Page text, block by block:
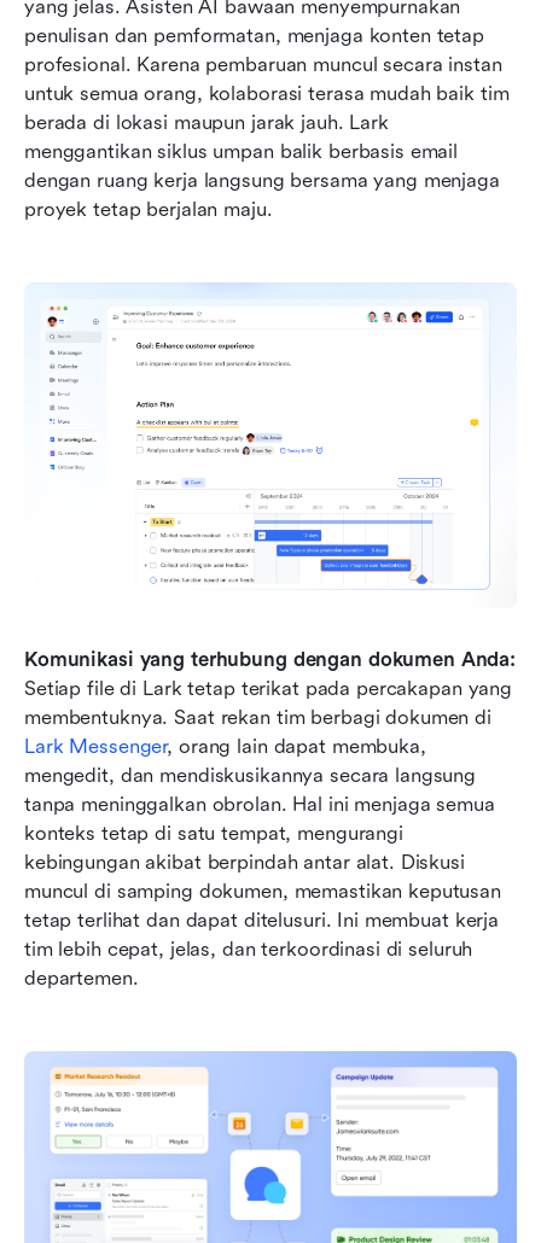
yang jelas. Asisten AI bawaan menyempurnakan
penulisan dan pemformatan, menjaga konten tetap
profesional. Karena pembaruan muncul secara instan
untuk semua orang, kolaborasi terasa mudah baik tim
berada di lokasi maupun jarak jauh. Lark
menggantikan siklus umpan balik berbasis email
dengan ruang kerja langsung bersama yang menjaga
proyek tetap berjalan maju.
Setiap file di Lark tetap terikat pada percakapan yang
Lark Messenger, orang lain dapat membuka,
mengedit, dan mendiskusikannya secara langsung
tanpa meninggalkan obrolan. Hal ini menjaga semua
konteks tetap di satu tempat, mengurangi
kebingungan akibat berpindah antar alat. Diskusi
muncul di samping dokumen, memastikan keputusan
tetap terlihat dan dapat ditelusuri. Ini membuat kerja
tim lebih cepat, jelas, dan terkoordinasi di seluruh
departemen.